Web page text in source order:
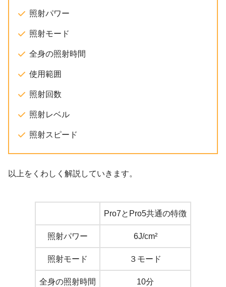
照射パワー
照射モード
全身の照射時間
使用範囲
照射回数
照射レベル
照射スピード
以上をくわしく解説していきます。
Pro7とPro5共通の特徴
照射パワー 6J/cm²
照射モード ３モード
全身の照射時間 10分